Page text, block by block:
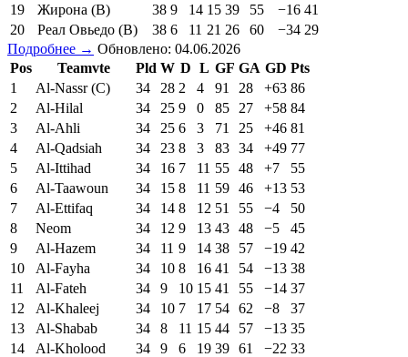
19
Жирона (В) 38 9 14 15 39 55 −16 41
20
Реал Овьедо (В) 38 6 11 21 26 60 −34 29
Подробнее → Обновлено: 04.06.2026
Pos
Teamvte Pld W D L GF GA GD Pts
1
Al-Nassr (C) 34 28 2 4 91 28 +63 86
2
Al-Hilal 34 25 9 0 85 27 +58 84
3
Al-Ahli 34 25 6 3 71 25 +46 81
4
Al-Qadsiah 34 23 8 3 83 34 +49 77
5
Al-Ittihad 34 16 7 11 55 48 +7
55
6
Al-Taawoun 34 15 8 11 59 46 +13 53
7
Al-Ettifaq 34 14 8 12 51 55 −4
50
8
Neom 34 12 9 13 43 48 −5
45
9
Al-Hazem 34 11 9 14 38 57 −19 42
10
Al-Fayha 34 10 8 16 41 54 −13 38
11
Al-Fateh 34 9 10 15 41 55 −14 37
12
Al-Khaleej 34 10 7 17 54 62 −8
37
13
Al-Shabab 34 8 11 15 44 57 −13 35
14
Al-Kholood 34 9 6 19 39 61 −22 33